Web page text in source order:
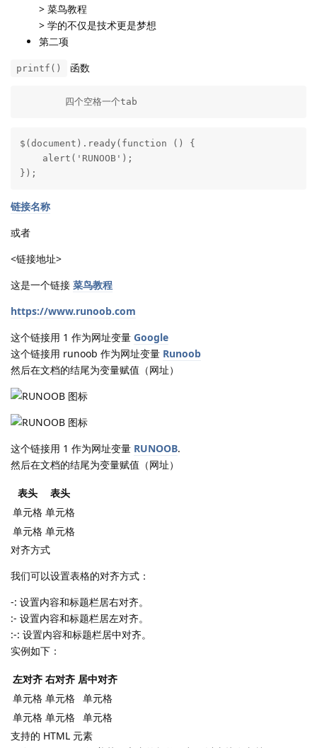
> 菜鸟教程
> 学的不仅是技术更是梦想
第二项
printf() 函数
	四个空格一个tab
$(document).ready(function () {
    alert('RUNOOB');
});
链接名称
或者
<链接地址>
这是一个链接 菜鸟教程
https://www.runoob.com
这个链接用 1 作为网址变量 Google
这个链接用 runoob 作为网址变量 Runoob
然后在文档的结尾为变量赋值（网址）
这个链接用 1 作为网址变量 RUNOOB.
然后在文档的结尾为变量赋值（网址）
表头
表头
单元格 单元格
单元格 单元格
对齐方式
我们可以设置表格的对齐方式：
-: 设置内容和标题栏居右对齐。
:- 设置内容和标题栏居左对齐。
:-: 设置内容和标题栏居中对齐。
实例如下：
左对齐 右对齐 居中对齐
单元格 单元格 单元格
单元格 单元格 单元格
支持的 HTML 元素